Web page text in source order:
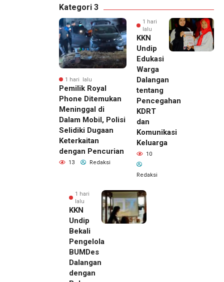
Kategori 3
1 hari lalu
Pemilik Royal
Phone Ditemukan
Meninggal di
Dalam Mobil, Polisi
Selidiki Dugaan
Keterkaitan
dengan Pencurian
13 Redaksi
1 hari
lalu
KKN
Undip
Edukasi
Warga
Dalangan
tentang
Pencegahan
KDRT
dan
Komunikasi
Keluarga
10
Redaksi
1 hari
lalu
KKN
Undip
Bekali
Pengelola
BUMDes
Dalangan
dengan